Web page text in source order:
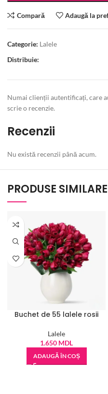
Compară Adaugă la
Categorie: Lalele
Distribuie:
Recenzii
Nu există recenzii până acum.
Numai clienții autentificați, care
scrie o recenzie.
PRODUSE SIMILARE
Buchet de 55 lalele rosii
Lalele
1.650 MDL
ADAUGĂ ÎN COȘ